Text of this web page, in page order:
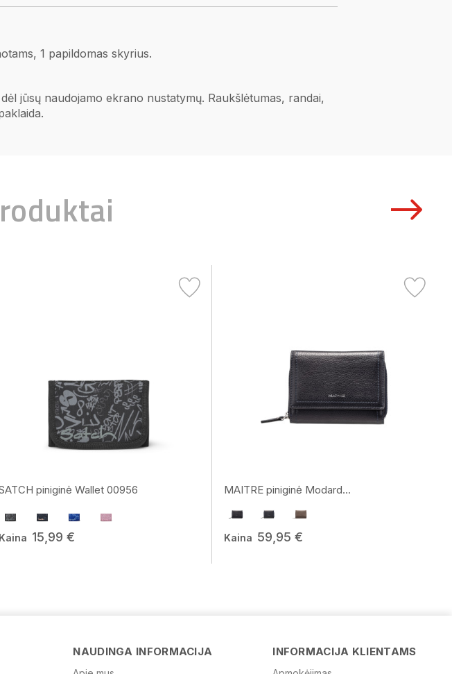
1 papildomas skyrius.
jūsų naudojamo ekrano nustatymų. Raukšlėtumas, randai,
piniginė Wallet 00956
Kaina 15,99 €
MAITRE piniginė Modard...
Kaina 59,95 €
NAUDINGA INFORMACIJA INFORMACIJA KLIENTAMS